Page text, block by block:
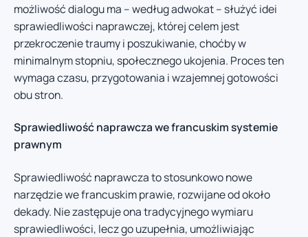
możliwość dialogu ma – według adwokat – służyć idei
sprawiedliwości naprawczej, której celem jest
przekroczenie traumy i poszukiwanie, choćby w
minimalnym stopniu, społecznego ukojenia. Proces ten
wymaga czasu, przygotowania i wzajemnej gotowości
obu stron.
Sprawiedliwość naprawcza we francuskim systemie
prawnym
Sprawiedliwość naprawcza to stosunkowo nowe
narzędzie we francuskim prawie, rozwijane od około
dekady. Nie zastępuje ona tradycyjnego wymiaru
sprawiedliwości, lecz go uzupełnia, umożliwiając